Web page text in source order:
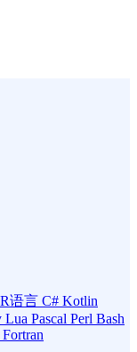
R语言 C# Kotlin
Lua Pascal Perl Bash
Fortran